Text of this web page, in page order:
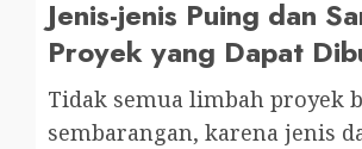
Jenis-jenis Puing dan
Proyek yang Dapat
Tidak semua limbah proyek
sembarangan, karena jenis